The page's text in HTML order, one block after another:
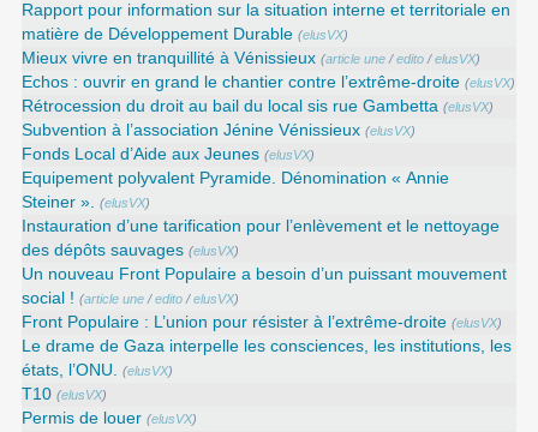
Rapport pour information sur la situation interne et territoriale en
matière de Développement Durable (elusVX)
Mieux vivre en tranquillité à Vénissieux (article une /edito /elusVX)
Echos : ouvrir en grand le chantier contre l’extrême-droite (elusVX)
Rétrocession du droit au bail du local sis rue Gambetta (elusVX)
Subvention à l’association Jénine Vénissieux (elusVX)
Fonds Local d’Aide aux Jeunes (elusVX)
Equipement polyvalent Pyramide. Dénomination « Annie
Steiner ». (elusVX)
Instauration d’une tarification pour l’enlèvement et le nettoyage
des dépôts sauvages (elusVX)
Un nouveau Front Populaire a besoin d’un puissant mouvement
social ! (article une /edito /elusVX)
Front Populaire : L’union pour résister à l’extrême-droite (elusVX)
Le drame de Gaza interpelle les consciences, les institutions, les
états, l’ONU. (elusVX)
T10 (elusVX)
Permis de louer (elusVX)